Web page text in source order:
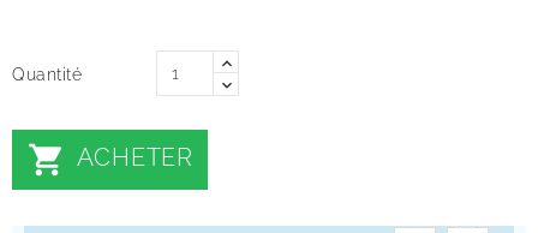
Quantité
 ACHETER